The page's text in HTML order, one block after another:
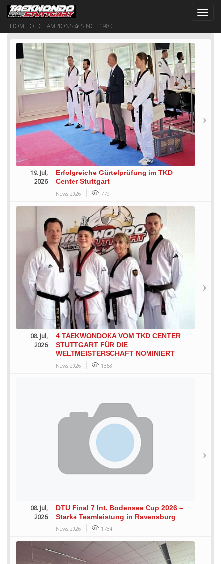
HOME OF CHAMPIONS ✰ SINCE 1980
19. Jul,
2026
Erfolgreiche Gürtelprüfung im TKD
Center Stuttgart
News 2026 779
08. Jul,
2026
4 TAEKWONDOKA VOM TKD CENTER
STUTTGART FÜR DIE
WELTMEISTERSCHAFT NOMINIERT
News 2026 1353
08. Jul,
2026
DTU Final 7 Int. Bodensee Cup 2026 –
Starke Teamleistung in Ravensburg
News 2026 1734